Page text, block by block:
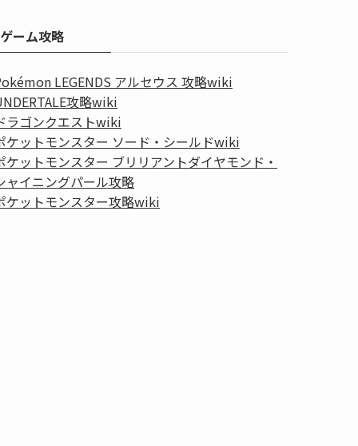
ゲーム攻略
LEGENDS アルセウス 攻略wiki
攻略wiki
ラゴンクエストwiki
ケットモンスター ソード・シールドwiki
ケットモンスター ブリリアントダイヤモンド・
ャイニングパール攻略
ケットモンスター攻略wiki